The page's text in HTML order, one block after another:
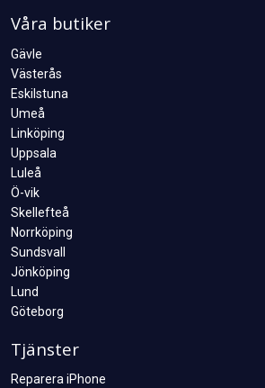
Våra butiker
Gävle
Västerås
Eskilstuna
Umeå
Linköping
Uppsala
Luleå
Ö-vik
Skellefteå
Norrköping
Sundsvall
Jönköping
Lund
Göteborg
Tjänster
Reparera iPhone